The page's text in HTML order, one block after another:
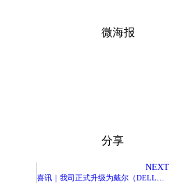
微海报
分享
NEXT